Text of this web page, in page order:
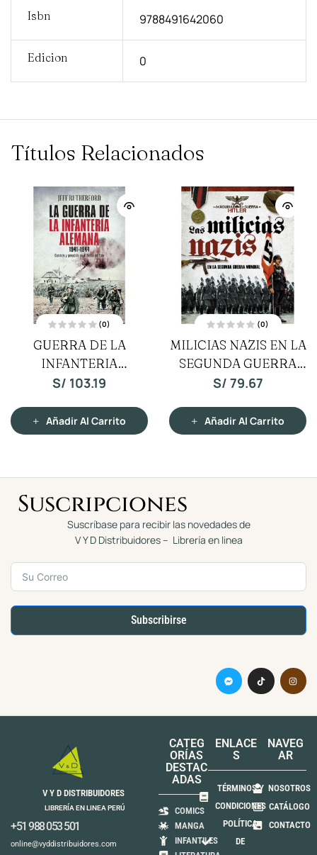
Isbn 9788491642060
Edicion 0
Títulos Relacionados
a
l
o
r
o
0
e
(0)
MILICIAS NAZIS EN LA
SEGUNDA GUERRA
MUNDIAL
S/79.67
Añadir Al Carrito
a
l
o
r
o
0
e
(0)
ARMAS SECRETAS DE
HITLER
S/79.67
Añadir Al Carrito
Suscripciones
Suscríbase para recibir las novedades de
V Y D Distribuidores – Librería en linea
Subscribirse
V Y D DISTRIBUIDORES
LIBRERÍA EN LINEA PERÚ
+51 988 053 501
online@vyddistribuidores.com
CATEG
ORÍAS
DESTAC
ADAS
COMICS
MANGA
INFANTILES
ENLACE
S
TÉRMINOS Y
CONDICIONES
POLÍTICA
DE
NAVEG
AR
NOSOTROS
CATÁLOGO
CONTACTO